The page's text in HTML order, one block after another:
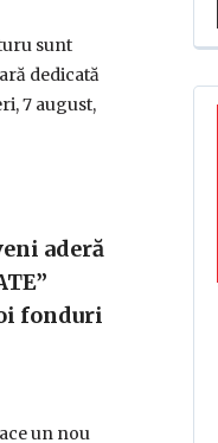
sunt
dedicată
7 august,
aderă
fonduri
un nou